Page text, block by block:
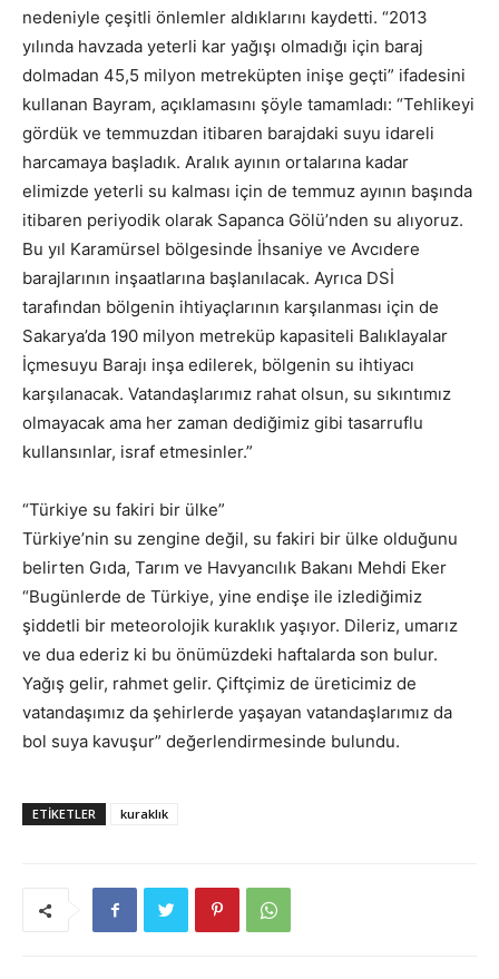
nedeniyle çeşitli önlemler aldıklarını kaydetti. “2013
yılında havzada yeterli kar yağışı olmadığı için baraj
dolmadan 45,5 milyon metreküpten inişe geçti” ifadesini
kullanan Bayram, açıklamasını şöyle tamamladı: “Tehlikeyi
gördük ve temmuzdan itibaren barajdaki suyu idareli
harcamaya başladık. Aralık ayının ortalarına kadar
elimizde yeterli su kalması için de temmuz ayının başında
itibaren periyodik olarak Sapanca Gölü’nden su alıyoruz.
Bu yıl Karamürsel bölgesinde İhsaniye ve Avcıdere
barajlarının inşaatlarına başlanılacak. Ayrıca DSİ
tarafından bölgenin ihtiyaçlarının karşılanması için de
Sakarya’da 190 milyon metreküp kapasiteli Balıklayalar
İçmesuyu Barajı inşa edilerek, bölgenin su ihtiyacı
karşılanacak. Vatandaşlarımız rahat olsun, su sıkıntımız
olmayacak ama her zaman dediğimiz gibi tasarruflu
kullansınlar, israf etmesinler.”
“Türkiye su fakiri bir ülke”
Türkiye’nin su zengine değil, su fakiri bir ülke olduğunu
belirten Gıda, Tarım ve Havyancılık Bakanı Mehdi Eker
“Bugünlerde de Türkiye, yine endişe ile izlediğimiz
şiddetli bir meteorolojik kuraklık yaşıyor. Dileriz, umarız
ve dua ederiz ki bu önümüzdeki haftalarda son bulur.
Yağış gelir, rahmet gelir. Çiftçimiz de üreticimiz de
vatandaşımız da şehirlerde yaşayan vatandaşlarımız da
bol suya kavuşur” değerlendirmesinde bulundu.
ETIKETLER kuraklık